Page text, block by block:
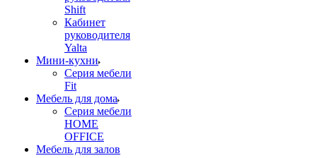
Shift
Кабинет
руководителя
Yalta
Мини-кухни
Серия мебели
Fit
Мебель для дома
Серия мебели
HOME
OFFICE
Мебель для залов